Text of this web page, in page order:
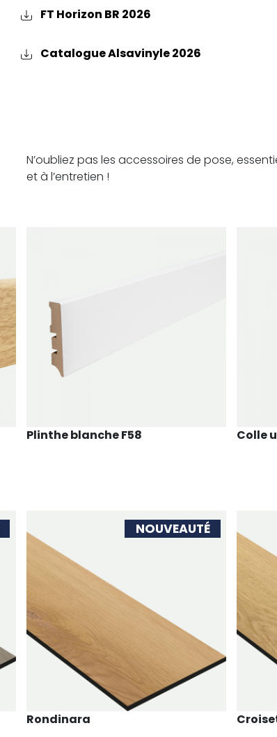
FT Horizon BR 2026
Catalogue Alsavinyle 2026
N’oubliez pas les accessoires de pose,
et à l’entretien !
Plinthe blanche F58 Colle
NOUVEAUTÉ
Rondinara